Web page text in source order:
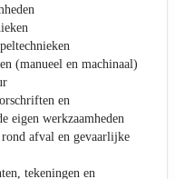
(manueel en machinaal)
en
eigen werkzaamheden
afval en gevaarlijke
tekeningen en